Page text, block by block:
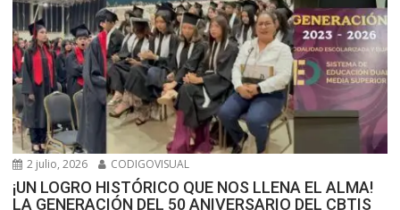
2 julio, 2026 CODIGOVISUAL
¡UN LOGRO HISTÓRICO QUE NOS LLENA EL ALMA!
LA GENERACIÓN DEL 50 ANIVERSARIO DEL CBTIS